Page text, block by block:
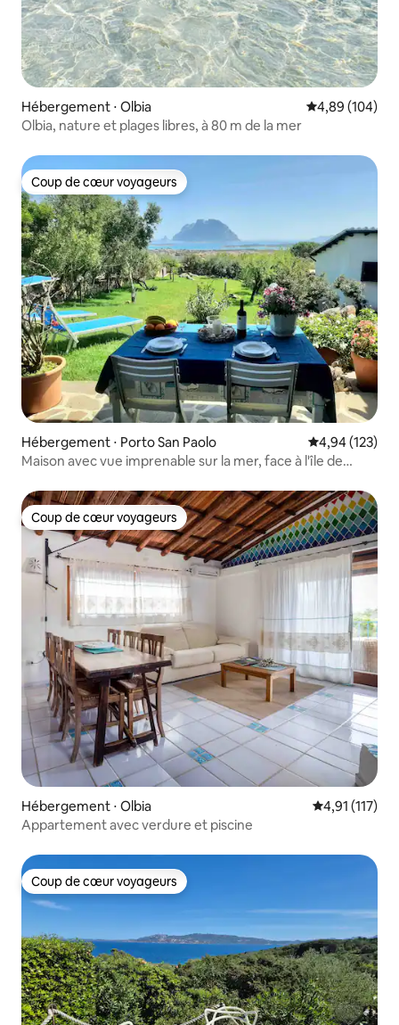
Hébergement ⋅ Olbia Évaluation
4,89 (104)
Olbia, nature et plages libres, à 80 m de la mer
Coup de cœur voyageurs
Coup de cœur voyageurs
Hébergement ⋅ Porto San Paolo Évaluation
4,94 (123)
Maison avec vue imprenable sur la mer, face à l'île de
Coup de cœur voyageurs
Coup de cœur voyageurs
Hébergement ⋅ Olbia Évaluation
4,91 (117)
Appartement avec verdure et piscine
Coup de cœur voyageurs
Coup de cœur voyageurs